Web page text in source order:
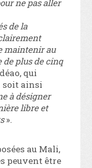
ne pas aller
de la
maintenir au
plus de cinq
qui
soit ainsi
à désigner
libre et
».
au Mali,
peuvent être